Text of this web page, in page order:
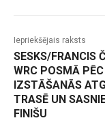
Iepriekšējais raksts
SESKS/FRANCIS
WRC POSMĀ PĒC
IZSTĀŠANĀS
TRASĒ UN
FINIŠU